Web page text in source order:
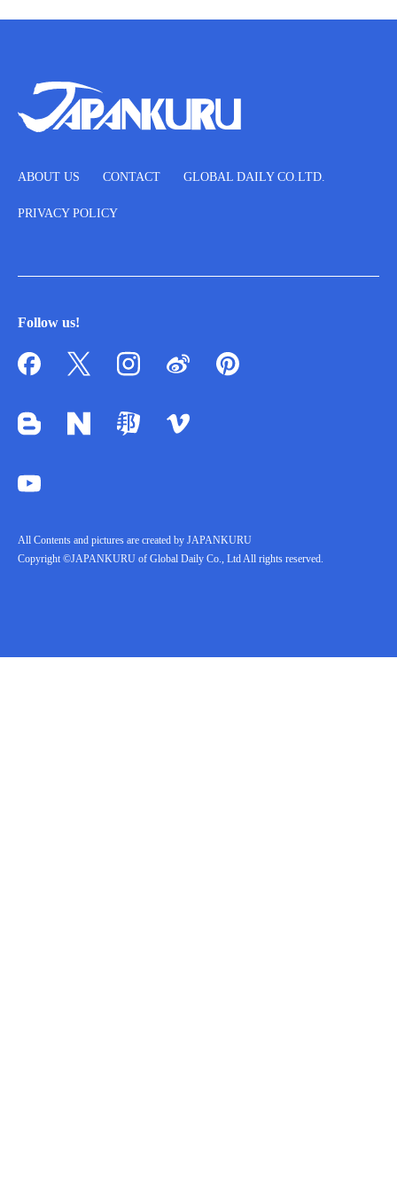
ABOUT US CONTACT GLOBAL DAILY CO.LTD.
PRIVACY POLICY
Follow us!
All Contents and pictures are created by JAPANKURU
Copyright ©JAPANKURU of Global Daily Co., Ltd All rights reserved.